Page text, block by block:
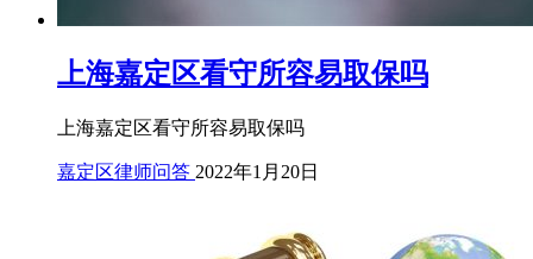
上海嘉定区看守所容易取保吗
上海嘉定区看守所容易取保吗
嘉定区律师问答 2022年1月20日